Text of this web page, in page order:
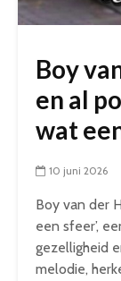
Boy
en al
wat
10 juni 2026
Boy van der
een sfeer’,
gezelligheid
melodie,